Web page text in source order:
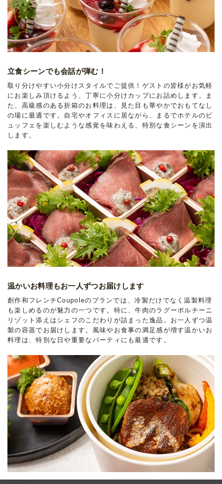
立食シーンでも会話が弾む！
取り分けやすい小分けスタイルでご提供！ゲストの皆様がお気軽
にお楽しみ頂けるよう、丁寧に小分けカップにお詰めします。ま
た、高級感のある折箱のお料理は、見た目も華やかでおもてなし
の場に最適です。自宅やオフィスに居ながら、まるでホテルのビ
ュッフェを楽しむような感覚を味わえる、特別な食シーンを演出
します。
温かいお料理もお一人ずつお届けします
創作和フレンチCoupoleのプランでは、冷製だけでなく温製料理
も楽しめるのが魅力の一つです。特に、牛肉のラグーポルチーニ
リゾット添えはシェフのこだわりが詰まった逸品。お一人ずつ温
製の容器でお届けします。風味やお食事の満足感が増す温かいお
料理は、特別な日や重要なパーティにも最適です。